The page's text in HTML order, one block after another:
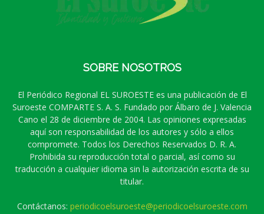
SOBRE NOSOTROS
El Periódico Regional EL SUROESTE es una publicación de El
Suroeste COMPARTE S. A. S. Fundado por Álbaro de J. Valencia
Cano el 28 de diciembre de 2004. Las opiniones expresadas
aquí son responsabilidad de los autores y sólo a ellos
compromete. Todos los Derechos Reservados D. R. A.
Prohibida su reproducción total o parcial, así como su
traducción a cualquier idioma sin la autorización escrita de su
titular.
Contáctanos: periodicoelsuroeste@periodicoelsuroeste.com